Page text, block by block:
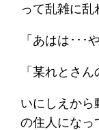
って乱雑に乱
「あはは･･･
「某れとさ
いにしえから
の住人になっ